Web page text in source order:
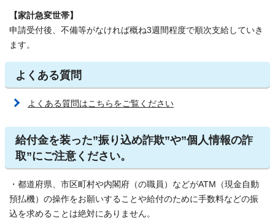
【家計急変世帯】
申請受付後、不備等がなければ概ね3週間程度で順次支給していき
ます。
よくある質問
よくある質問はこちらをご覧ください
給付金を装った”振り込め詐欺”や”個人情報の詐
取”にご注意ください。
・都道府県、市区町村や内閣府（の職員）などがATM（現金自動
預払機）の操作をお願いすることや給付のために手数料などの振
込を求めることは絶対にありません。